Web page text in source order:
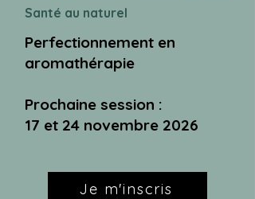
Santé au naturel
Perfectionnement en
aromathérapie
Prochaine session :
17 et 24 novembre 2026
Je m'inscris